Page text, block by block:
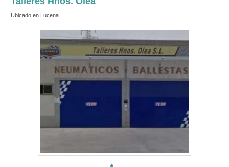
Ubicado en Lucena